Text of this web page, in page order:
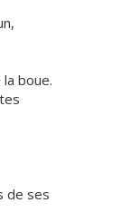
boue.
de ses